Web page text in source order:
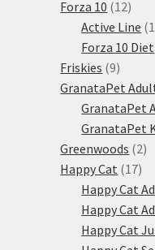
Forza 10 1212
Active Line
Forza 10 Diet
Friskies 99
GranataPet
GranataPet
GranataPet
Greenwoods 22
Happy Cat 1717
Happy Cat
Happy Cat
Happy Cat